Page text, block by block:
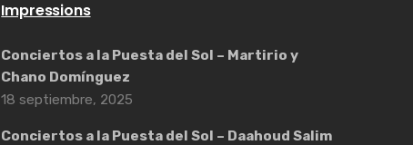
Impressions
Conciertos a la Puesta del Sol – Martirio y
Chano Domínguez
18 septiembre, 2025
Conciertos a la Puesta del Sol – Daahoud Salim